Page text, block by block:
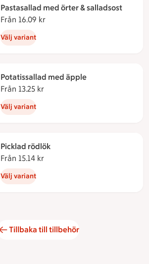
Pastasallad med örter & salladsost
Från 16.09 kr
Välj variant
Potatissallad med äpple
Från 13.25 kr
Välj variant
Picklad rödlök
Från 15.14 kr
Välj variant
Tillbaka till tillbehör